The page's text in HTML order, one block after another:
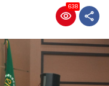
638